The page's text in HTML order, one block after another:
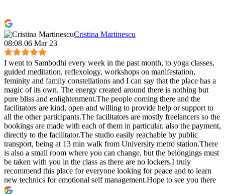
Cristina Martinescu
08:08 06 Mar 23
I went to Sambodhi every week in the past month, to yoga classes,
guided meditation, reflexology, workshops on manifestation,
feminity and family constellations and I can say that the place has a
magic of its own. The energy created around there is nothing but
pure bliss and enlightenment.The people coming there and the
facilitators are kind, open and willing to provide help or support to
all the other participants.The facilitators are mostly freelancers so the
bookings are made with each of them in particular, also the payment,
directly to the facilitator.The studio easily reachable by public
transport, being at 13 min walk from University metro station.There
is also a small room where you can change, but the belongings must
be taken with you in the class as there are no lockers.I truly
recommend this place for everyone looking for peace and to learn
new technics for emotional self management.Hope to see you there
:)